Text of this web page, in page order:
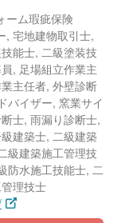
ーム瑕疵保険
, 宅地建物取引士,
能士, 二級塗装技
, 足場組立作業主
主任者, 外壁診断
バイザー, 窯業サイ
士, 雨漏り診断士,
建築士, 二級建築
級建築施工管理技
防水施工技能士, 二
理技士